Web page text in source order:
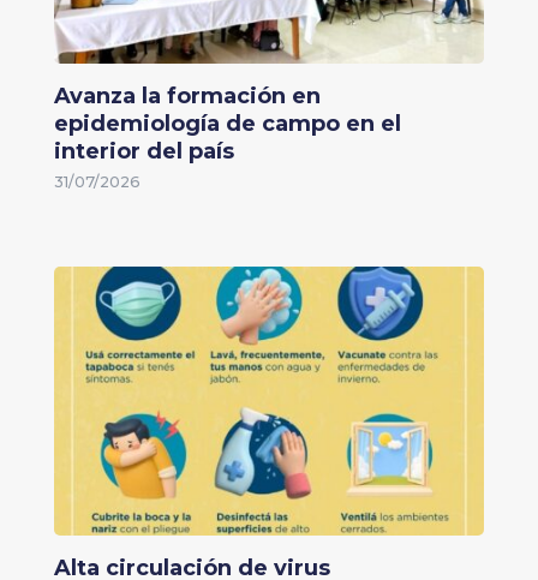
Avanza la formación en
epidemiología de campo en el
interior del país
31/07/2026
Alta circulación de virus